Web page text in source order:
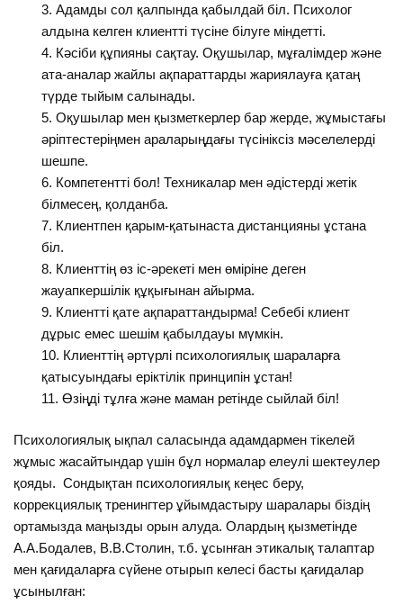
Адамды сол қалпында қабылдай біл. Психолог
алдына келген клиентті түсіне білуге міндетті.
Кәсіби құпияны сақтау. Оқушылар, мұғалімдер және
ата-аналар жайлы ақпараттарды жариялауға қатаң
түрде тыйым салынады.
Оқушылар мен қызметкерлер бар жерде, жұмыстағы
әріптестеріңмен араларыңдағы түсініксіз мәселелерді
шешпе.
Компетентті бол! Техникалар мен әдістерді жетік
білмесең, қолданба.
Клиентпен қарым-қатынаста дистанцияны ұстана
біл.
Клиенттің өз іс-әрекеті мен өміріне деген
жауапкершілік құқығынан айырма.
Клиентті қате ақпараттандырма! Себебі клиент
дұрыс емес шешім қабылдауы мүмкін.
Клиенттің әртүрлі психологиялық шараларға
қатысуындағы еріктілік принципін ұстан!
Өзіңді тұлға және маман ретінде сыйлай біл!
Психологиялық ықпал саласында адамдармен тікелей
жұмыс жасайтындар үшін бұл нормалар елеулі шектеулер
қояды. Сондықтан психологиялық кеңес беру,
коррекциялық тренингтер ұйымдастыру шаралары біздің
ортамызда маңызды орын алуда. Олардың қызметінде
А.А.Бодалев, В.В.Столин, т.б. ұсынған этикалық талаптар
мен қағидаларға сүйене отырып келесі басты қағидалар
ұсынылған: